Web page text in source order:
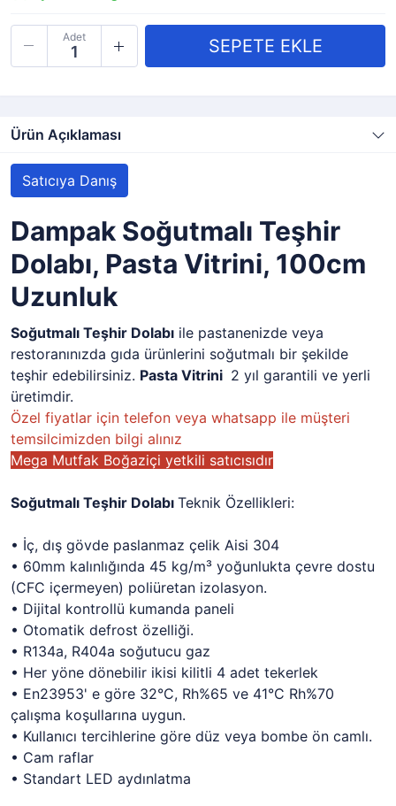
Adet
Ürün Açıklaması
Satıcıya Danış
Dampak Soğutmalı Teşhir
Dolabı, Pasta Vitrini, 100cm
Uzunluk
Soğutmalı Teşhir Dolabı ile pastanenizde veya
restoranınızda gıda ürünlerini soğutmalı bir şekilde
teşhir edebilirsiniz. Pasta Vitrini 2 yıl garantili ve yerli
üretimdir.
Özel fiyatlar için telefon veya whatsapp ile müşteri
temsilcimizden bilgi alınız
Mega Mutfak Boğaziçi yetkili satıcısıdır
Soğutmalı Teşhir Dolabı Teknik Özellikleri:
• İç, dış gövde paslanmaz çelik Aisi 304
• 60mm kalınlığında 45 kg/m³ yoğunlukta çevre dostu
(CFC içermeyen) poliüretan izolasyon.
• Dijital kontrollü kumanda paneli
• Otomatik defrost özelliği.
• R134a, R404a soğutucu gaz
• Her yöne dönebilir ikisi kilitli 4 adet tekerlek
• En23953' e göre 32°C, Rh%65 ve 41°C Rh%70
çalışma koşullarına uygun.
• Kullanıcı tercihlerine göre düz veya bombe ön camlı.
• Cam raflar
• Standart LED aydınlatma